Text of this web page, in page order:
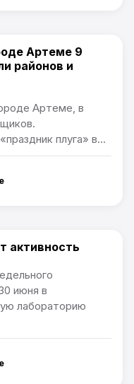
Артеме 9
районов и
Артеме, в
плуга» в...
активность
июня в
лабораторию